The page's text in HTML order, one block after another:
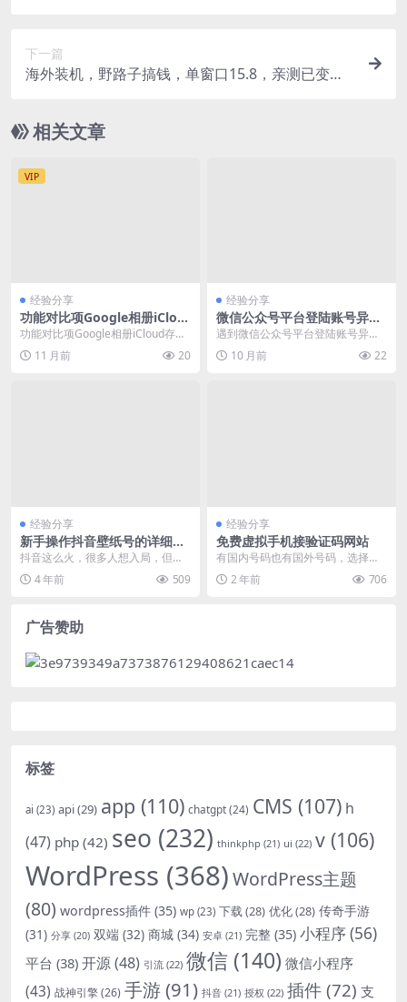
下一篇
海外装机，野路子搞钱，单窗口15.8，亲测已变现1
相关文章
VIP
经验分享
功能对比项Google相册iClou
d存储空间15GB免费
功能对比项Google相册iCloud存储
空间15GB免费，可购买更多5GB免
费...11 月前 20
经验分享
微信公众号平台登陆账号异常
无法登录解决方法
遇到微信公众号平台登陆账号异常
无法登录的情况，通常涉及账号安
全验证失败、密码错误...
10 月前 22
经验分享
新手操作抖音壁纸号的详细流
程
抖音这么火，很多人想入局，但是
基础不行，没有拍摄、剪辑、文案
等能力，没关系，本文...
4 年前 509
经验分享
免费虚拟手机接验证码网站
有国内号码也有国外号码，选择适
合自己的就好，可以用来注册一些
不适合用真实号码注册...
2 年前 706
广告赞助
标签
ai (23) api(29) app (110) chatgpt(24) CMS (107) h
(47) php (42) seo (232) thinkphp (21) ui (22) v (106)
WordPress (368)WordPress主题
(80) wordpress插件 (35) wp (23) 下载(28) 优化(28) 传奇手游
(31) 分享 (20) 双端 (32) 商城 (34) 安卓 (21) 完整 (35) 小程序(56)
平台 (38) 开源(48) 引流 (22) 微信 (140) 微信小程序
(43) 战神引擎(26) 手游(91) 抖音 (21) 授权 (22) 插件 (72) 支